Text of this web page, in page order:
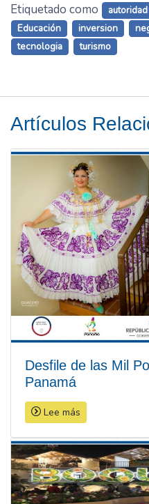
Etiquetado como autoridad
Educación
inversion
tecnologia
turismo
Artículos
Desfile de las Mil
Panamá
Lee más